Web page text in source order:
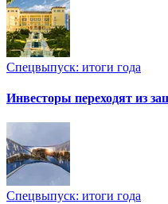
Спецвыпуск: итоги года
Инвесторы переходят из
Спецвыпуск: итоги года